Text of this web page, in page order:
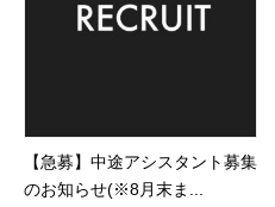
【急募】中途アシスタント募集
のお知らせ(※8月末ま...